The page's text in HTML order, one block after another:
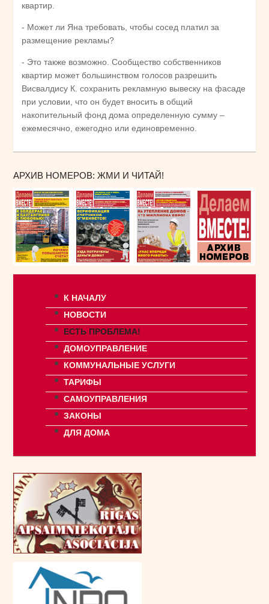
квартир.
- Может ли Яна требовать, чтобы сосед платил за
размещение рекламы?
- Это также возможно. Сообщество собственников
квартир может большинством голосов разрешить
Висвалдису К. сохранить рекламную вывеску на фасаде
при условии, что он будет вносить в общий
накопительный фонд дома определенную сумму –
ежемесячно, ежегодно или единовременно.
АРХИВ НОМЕРОВ: ЖМИ И ЧИТАЙ!
К НАЧАЛУ
НОВОСТИ
ЕСТЬ ПРОБЛЕМА!
ДОМОУПРАВЛЕНИЕ
КОММУНАЛЬНЫЕ УСЛУГИ
ТАРИФЫ
САМОУПРАВЛЕНИЯ
ЗАКОНЫ
ДЛЯ ДОМА